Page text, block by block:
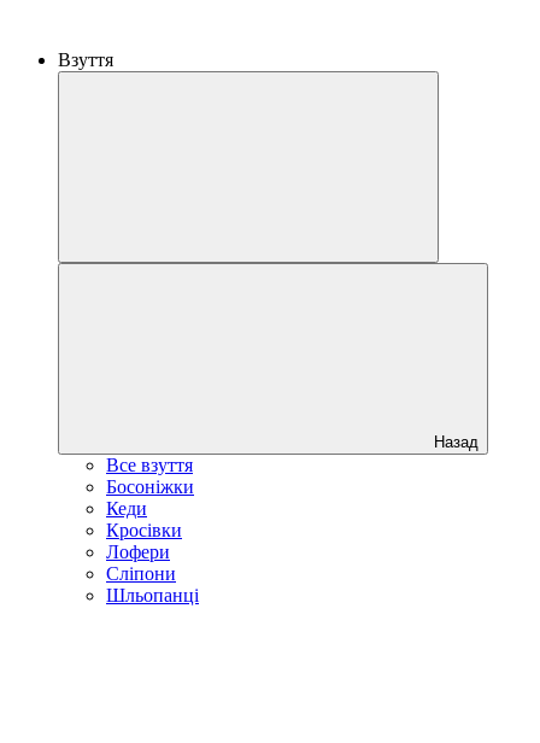
Взуття
Назад
Все взуття
Босоніжки
Кеди
Кросівки
Лофери
Сліпони
Шльопанці